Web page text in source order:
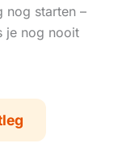
nog starten –
je nog nooit